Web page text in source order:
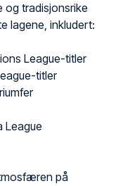
og tradisjonsrike
lagene, inkludert:
League-titler
titler
League
på